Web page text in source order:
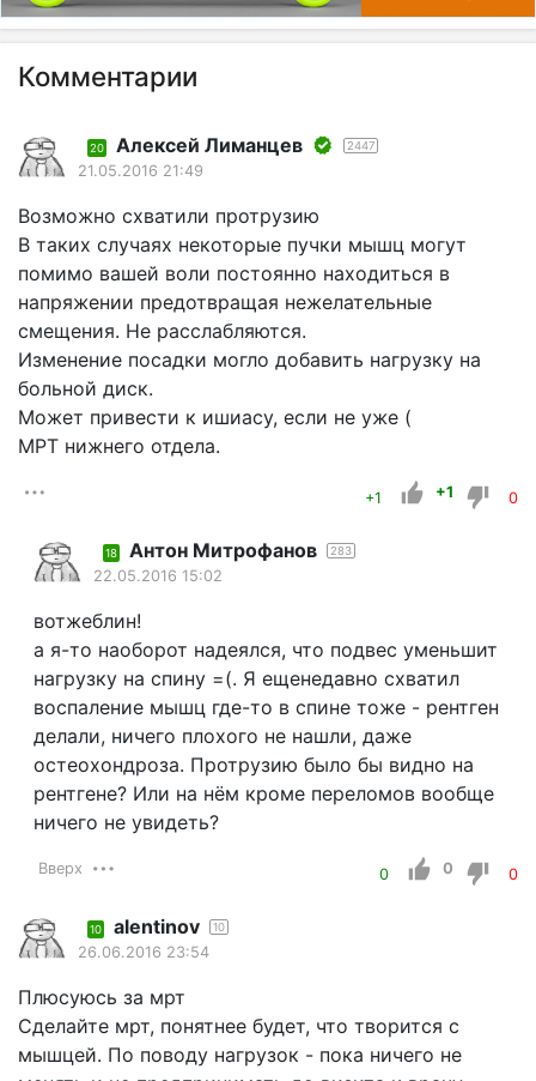
Комментарии
20 Алексей Лиманцев 2447
21.05.2016 21:49
Возможно схватили протрузию
В таких случаях некоторые пучки мышц могут
помимо вашей воли постоянно находиться в
напряжении предотвращая нежелательные
смещения. Не расслабляются.
Изменение посадки могло добавить нагрузку на
больной диск.
Может привести к ишиасу, если не уже (
МРТ нижнего отдела.
+1 +1 0
18 Антон Митрофанов 283
22.05.2016 15:02
вотжеблин!
а я-то наоборот надеялся, что подвес уменьшит
нагрузку на спину =(. Я ещенедавно схватил
воспаление мышц где-то в спине тоже - рентген
делали, ничего плохого не нашли, даже
остеохондроза. Протрузию было бы видно на
рентгене? Или на нём кроме переломов вообще
ничего не увидеть?
Вверх 0 0 0
10 alentinov 10
26.06.2016 23:54
Плюсуюсь за мрт
Сделайте мрт, понятнее будет, что творится с
мышцей. По поводу нагрузок - пока ничего не